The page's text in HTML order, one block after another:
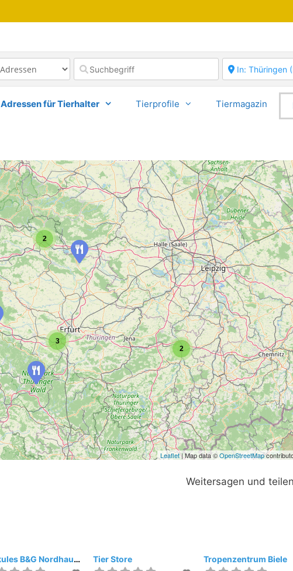
Adressen für Tierhalter Tierprofile Tiermagazin
2
2
3
Leaflet| Map data ©OpenStreetMap
Weitersagen und
Herkules B&G Nordhausen Tier Store Tropenzentrum Biele